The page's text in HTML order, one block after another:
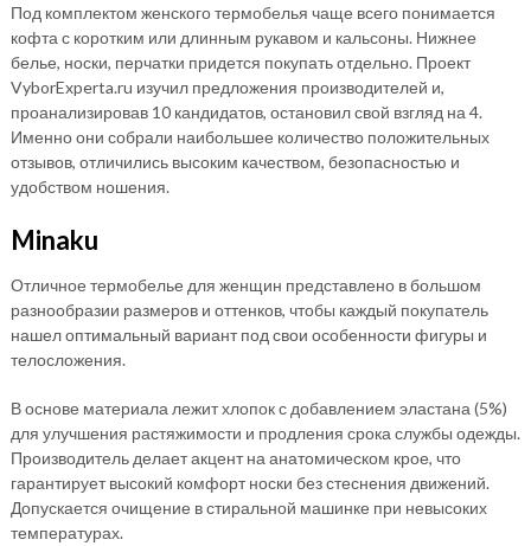
Под комплектом женского термобелья чаще всего понимается
кофта с коротким или длинным рукавом и кальсоны. Нижнее
белье, носки, перчатки придется покупать отдельно. Проект
VyborExperta.ru изучил предложения производителей и,
проанализировав 10 кандидатов, остановил свой взгляд на 4.
Именно они собрали наибольшее количество положительных
отзывов, отличились высоким качеством, безопасностью и
удобством ношения.
Minaku
Отличное термобелье для женщин представлено в большом
разнообразии размеров и оттенков, чтобы каждый покупатель
нашел оптимальный вариант под свои особенности фигуры и
телосложения.
В основе материала лежит хлопок с добавлением эластана (5%)
для улучшения растяжимости и продления срока службы одежды.
Производитель делает акцент на анатомическом крое, что
гарантирует высокий комфорт носки без стеснения движений.
Допускается очищение в стиральной машинке при невысоких
температурах.